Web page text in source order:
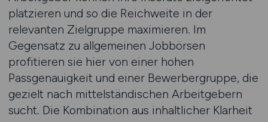
platzieren und so die Reichweite in der
relevanten Zielgruppe maximieren. Im
Gegensatz zu allgemeinen Jobbörsen
profitieren sie hier von einer hohen
Passgenauigkeit und einer Bewerbergruppe, die
gezielt nach mittelständischen Arbeitgebern
sucht. Die Kombination aus inhaltlicher Klarheit